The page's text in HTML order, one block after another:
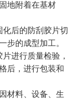
地附着在基材
后的防刮胶片切
步的成型加工。
进行质量检验，
后，进行包装和
材料、设备、生